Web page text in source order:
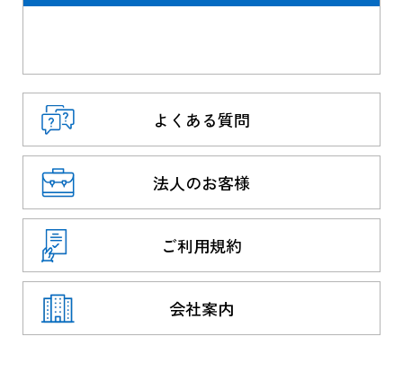
よくある質問
法人のお客様
ご利用規約
会社案内